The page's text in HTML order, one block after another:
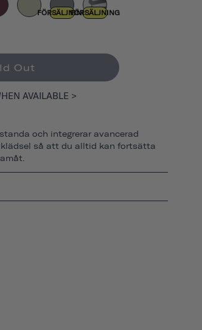
FÖRSÄLJNINGFÖRSÄLJNING
Out
AVAILABLE >
och integrerar avancerad
så att du alltid kan fortsätta